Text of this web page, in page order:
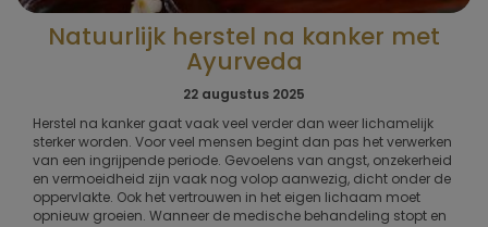
Natuurlijk herstel na kanker met
Ayurveda
22 augustus 2025
Herstel na kanker gaat vaak veel verder dan weer lichamelijk
sterker worden. Voor veel mensen begint dan pas het verwerken
van een ingrijpende periode. Gevoelens van angst, onzekerheid
en vermoeidheid zijn vaak nog volop aanwezig, dicht onder de
oppervlakte. Ook het vertrouwen in het eigen lichaam moet
opnieuw groeien. Wanneer de medische behandeling stopt en